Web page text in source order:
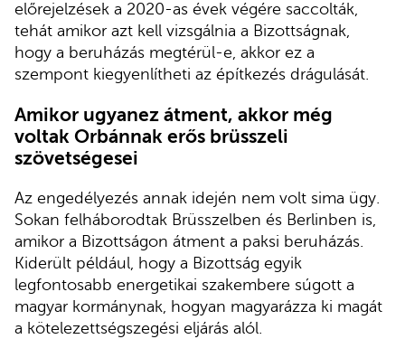
előrejelzések a 2020-as évek végére saccolták,
tehát amikor azt kell vizsgálnia a Bizottságnak,
hogy a beruházás megtérül-e, akkor ez a
szempont kiegyenlítheti az építkezés drágulását.
Amikor ugyanez átment, akkor még
voltak Orbánnak erős brüsszeli
szövetségesei
Az engedélyezés annak idején nem volt sima ügy.
Sokan felháborodtak Brüsszelben és Berlinben is,
amikor a Bizottságon átment a paksi beruházás.
Kiderült például, hogy a Bizottság egyik
legfontosabb energetikai szakembere súgott a
magyar kormánynak, hogyan magyarázza ki magát
a kötelezettségszegési eljárás alól.